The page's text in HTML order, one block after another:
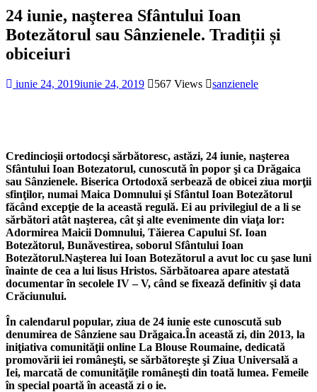
24 iunie, naşterea Sfântului Ioan
Botezătorul sau Sânzienele. Tradiții și
obiceiuri
iunie 24, 2019iunie 24, 2019 567 Views sanzienele
Credincioşii ortodocşi sărbătoresc, astăzi, 24 iunie, naşterea
Sfântului Ioan Botezatorul, cunoscută în popor şi ca Drăgaica
sau Sânzienele. Biserica Ortodoxă serbează de obicei ziua morţii
sfinţilor, numai Maica Domnului şi Sfântul Ioan Botezătorul
făcând excepţie de la această regulă. Ei au privilegiul de a li se
sărbători atât naşterea, cât şi alte evenimente din viaţa lor:
Adormirea Maicii Domnului, Tăierea Capului Sf. Ioan
Botezătorul, Bunăvestirea, soborul Sfântului Ioan
Botezătorul.Naşterea lui Ioan Botezătorul a avut loc cu şase luni
înainte de cea a lui lisus Hristos. Sărbătoarea apare atestată
documentar în secolele IV – V, când se fixează definitiv şi data
Crăciunului.
În calendarul popular, ziua de 24 iunie este cunoscută sub
denumirea de Sânziene sau Drăgaica.În această zi, din 2013, la
iniţiativa comunităţii online La Blouse Roumaine, dedicată
promovării iei româneşti, se sărbătoreşte şi Ziua Universală a
Iei, marcată de comunităţile româneşti din toată lumea. Femeile
în special poartă în această zi o ie.